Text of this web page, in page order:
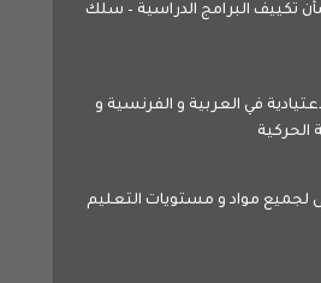
تكييف البرامج الدراسية – سلك
في العربية و الفرنسية و
الحركية
لجميع مواد و مستويات التعليم